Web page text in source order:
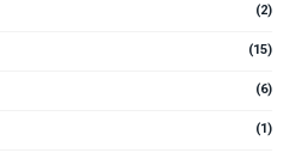
(2)
(15)
(6)
(1)